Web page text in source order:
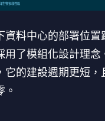
生物多樣性區
資料中心的部署位置
用了模組化設計理
它的建設週期更短
。